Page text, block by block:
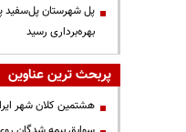
بهره‌برداری رسید
پربحث ترین عناوین
هشتمین کلان شهر